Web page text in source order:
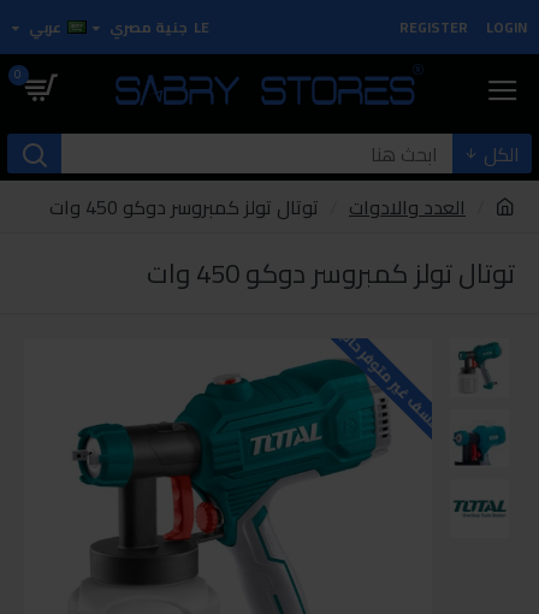
LOGIN
REGISTER
LE جنية مصري عربي
0
الكل
العدد والادوات
توتال تولز كمبروسر دوكو 450 وات
توتال تولز كمبروسر دوكو 450 وات
للاسف غير متوفر حاليا